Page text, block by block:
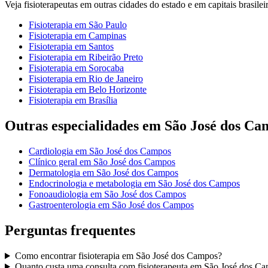
Veja fisioterapeutas em outras cidades do estado e em capitais
Fisioterapia em São Paulo
Fisioterapia em Campinas
Fisioterapia em Santos
Fisioterapia em Ribeirão Preto
Fisioterapia em Sorocaba
Fisioterapia em Rio de Janeiro
Fisioterapia em Belo Horizonte
Fisioterapia em Brasília
Outras especialidades em São José dos
Cardiologia em São José dos Campos
Clínico geral em São José dos Campos
Dermatologia em São José dos Campos
Endocrinologia e metabologia em São José dos Campos
Fonoaudiologia em São José dos Campos
Gastroenterologia em São José dos Campos
Perguntas frequentes
Como encontrarfisioterapia em São José dos Campos?